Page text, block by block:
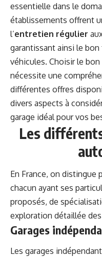
essentielle dans le
établissements offrent
l’entretien régulier
garantissant ainsi le
véhicules. Choisir le
nécessite une
différentes offres
divers aspects à
garage idéal pour vos
Les
En France, on distingue
chacun ayant ses
proposés, de
exploration détaillée
Garages
Les garages